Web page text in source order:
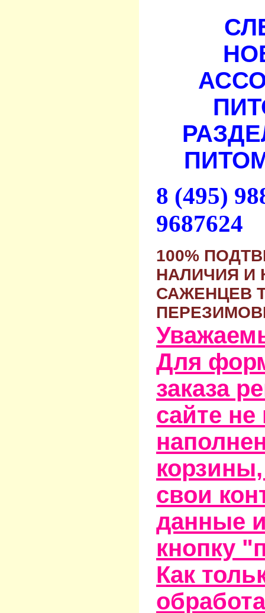
8 (495)
9687624
100%
НАЛИЧИЯ И
САЖЕНЦЕВ
Для
заказа
сайте
свои
данные
кнопку
Как